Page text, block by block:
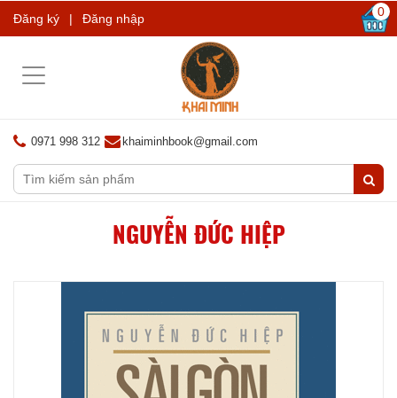
Đăng ký | Đăng nhập 0
Toggle
0971 998 312 khaiminhbook@gmail.com
NGUYỄN ĐỨC HIỆP